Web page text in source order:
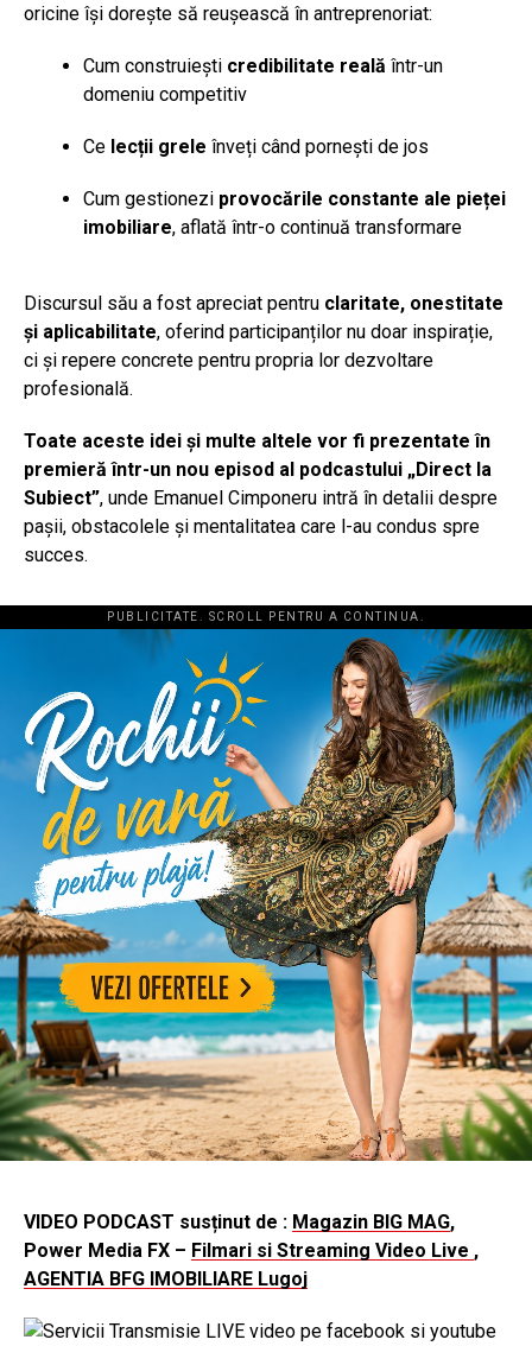
oricine își dorește să reușească în antreprenoriat:
Cum construiești credibilitate reală într-un
domeniu competitiv
Ce lecții grele înveți când pornești de jos
Cum gestionezi provocările constante ale pieței
imobiliare, aflată într-o continuă transformare
Discursul său a fost apreciat pentru claritate, onestitate
și aplicabilitate, oferind participanților nu doar inspirație,
ci și repere concrete pentru propria lor dezvoltare
profesională.
Toate aceste idei și multe altele vor fi prezentate în
premieră într-un nou episod al podcastului „Direct la
Subiect”, unde Emanuel Cimponeru intră în detalii despre
pașii, obstacolele și mentalitatea care l-au condus spre
succes.
PUBLICITATE. SCROLL PENTRU A CONTINUA.
VIDEO PODCAST susținut de : Magazin BIG MAG,
Power Media FX – Filmari si Streaming Video Live ,
AGENTIA BFG IMOBILIARE Lugoj